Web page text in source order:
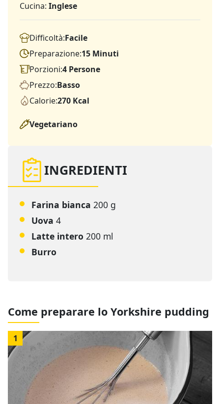
Cucina: Inglese
Difficoltà:Facile
Preparazione:15 Minuti
Porzioni:4 Persone
Prezzo:Basso
Calorie:270 Kcal
Vegetariano
INGREDIENTI
Farina bianca 200 g
Uova 4
Latte intero 200 ml
Burro
Come preparare lo Yorkshire pudding
1